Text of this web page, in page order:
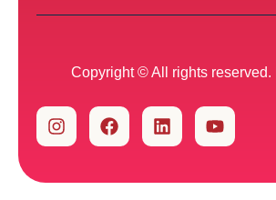
Copyright © All rights reserved. |